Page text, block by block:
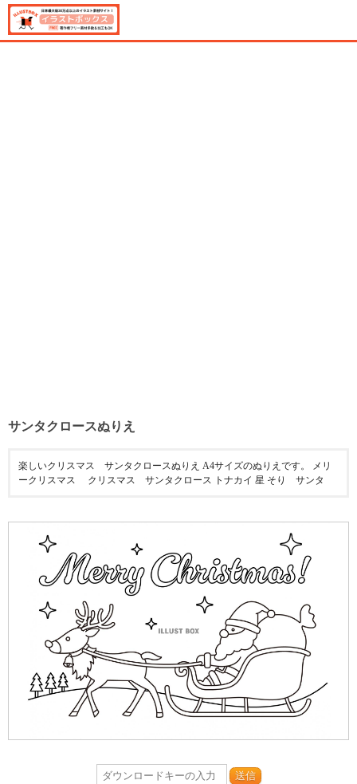
サンタクロースぬりえ
楽しいクリスマス サンタクロースぬりえ A4サイズのぬりえです。 メリ
ークリスマス クリスマス サンタクロース トナカイ 星 そり サンタ
送信